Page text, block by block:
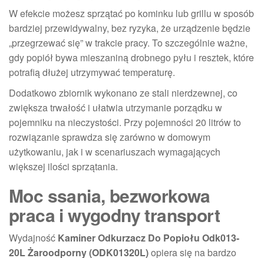
W efekcie możesz sprzątać po kominku lub grillu w sposób
bardziej przewidywalny, bez ryzyka, że urządzenie będzie
„przegrzewać się” w trakcie pracy. To szczególnie ważne,
gdy popiół bywa mieszaniną drobnego pyłu i resztek, które
potrafią dłużej utrzymywać temperaturę.
Dodatkowo zbiornik wykonano ze stali nierdzewnej, co
zwiększa trwałość i ułatwia utrzymanie porządku w
pojemniku na nieczystości. Przy pojemności 20 litrów to
rozwiązanie sprawdza się zarówno w domowym
użytkowaniu, jak i w scenariuszach wymagających
większej ilości sprzątania.
Moc ssania, bezworkowa
praca i wygodny transport
Wydajność Kaminer Odkurzacz Do Popiołu Odk013-
20L Żaroodporny (ODK01320L)opiera się na bardzo